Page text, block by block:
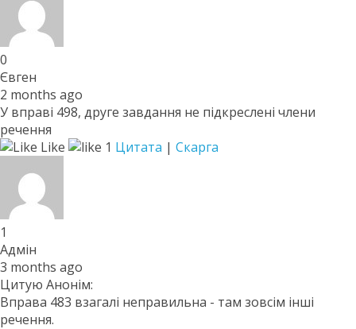
0
Євген
2 months ago
У вправі 498, друге завдання не підкреслені члени
речення
Like
1 Цитата | Скарга
1
Адмін
3 months ago
Цитую Анонім:
Вправа 483 взагалі неправильна - там зовсім інші
речення.